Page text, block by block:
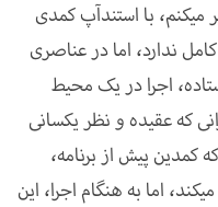
می­کنم، با استندآپ کمدی
ندارد، اما در عناصری
اجرا در یک محیط
که عقیده و نظر یکسانی
کمدین پیش از برنامه،
اما به هنگام اجرا، این